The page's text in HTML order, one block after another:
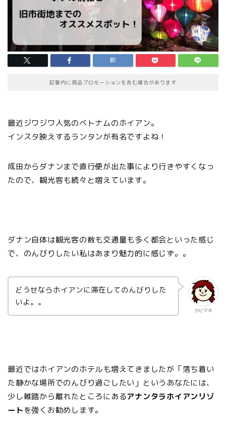
記事内に商品プロモーションを含む場合があります
最近ジワジワ人気のベトナムのホイアン。
インスタ映えするランタンが有名ですよね！
成田からダナンまで直行便が出た事により行きやすくなっ
たので、観光客も続々と増えています。
ダナン自体は観光客の数も交通量も多く都会といった感じ
で、のんびりしたい私はあまり魅力的に感じず。。
タビマキ
どうせならホイアンに滞在してのんびりした
いよ。。
最近ではホイアンのホテルも増えてきましたが「落ち着い
た静かな場所でのんびり過ごしたい」というあなたには、
少し雑踏から離れたところにあるアナンタラホイアンリゾ
ートを強くお勧めします。